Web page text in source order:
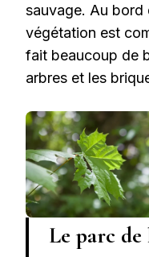
sauvage. Au bord
végétation est
fait beaucoup de
arbres et les
Le parc